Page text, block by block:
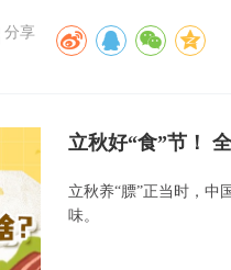
分享
立秋好“食”节！
立秋养“膘”正当时，中
味。